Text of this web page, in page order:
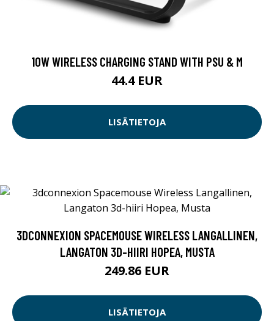
10W WIRELESS CHARGING STAND WITH PSU & M
44.4 EUR
LISÄTIETOJA
3DCONNEXION SPACEMOUSE WIRELESS LANGALLINEN,
LANGATON 3D-HIIRI HOPEA, MUSTA
249.86 EUR
LISÄTIETOJA